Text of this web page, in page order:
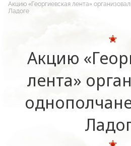
Акцию «Георгиевская лента»
Ладоге
Акцию
лента»